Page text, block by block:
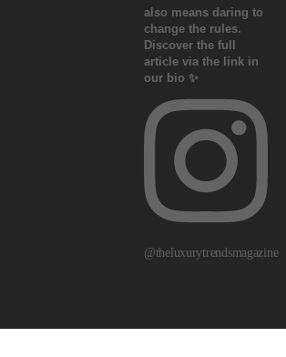
@theluxurytrendsmagazine